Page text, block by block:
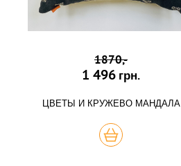
1870,-
1 496 грн.
ЦВЕТЫ И КРУЖЕВО МАНДАЛА
КУПИТЬ